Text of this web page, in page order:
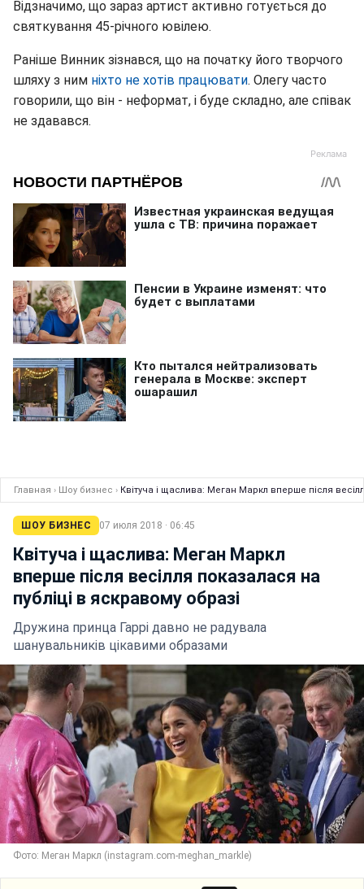
Відзначимо, що зараз артист активно готується до
святкування 45-річного ювілею.
Раніше Винник зізнався, що на початку його творчого
шляху з ним ніхто не хотів працювати. Олегу часто
говорили, що він - неформат, і буде складно, але співак
не здавався.
Главная › Шоу бизнес › Квітуча і щаслива: Меган Маркл вперше після
ШОУ БИЗНЕС 07 июля 2018 · 06:45
Квітуча і щаслива: Меган Маркл
вперше після весілля показалася на
публіці в яскравому образі
Дружина принца Гаррі давно не радувала
шанувальників цікавими образами
Фото: Меган Маркл (instagram.com-meghan_markle)